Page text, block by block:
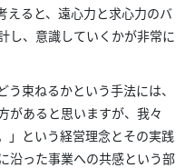
えると、遠心力と求心力のバ
し、意識していくかが非常に
束ねるかという手法には、
があると思いますが、我々
」という経営理念とその実践
沿った事業への共感という部